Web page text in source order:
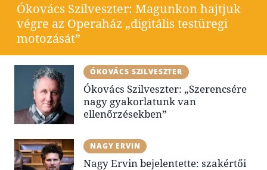
Ókovács Szilveszter: Magunkon hajtjuk
végre az Operaház „digitális testüregi
motozását”
ÓKOVÁCS SZILVESZTER
Ókovács Szilveszter: „Szerencsére
nagy gyakorlatunk van
ellenőrzésekben”
NAGY ERVIN
Nagy Ervin bejelentette: szakértői